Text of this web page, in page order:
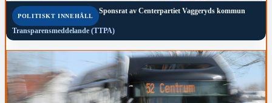
POLITISKT INNEHÅLL
Sponsrat av Centerpartiet Vaggeryds kommun
Transparensmeddelande (TTPA)